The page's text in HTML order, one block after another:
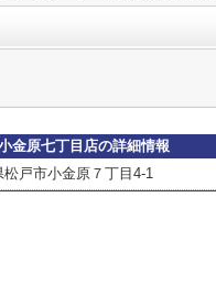
金原七丁目店の詳細情報
松戸市小金原７丁目4-1